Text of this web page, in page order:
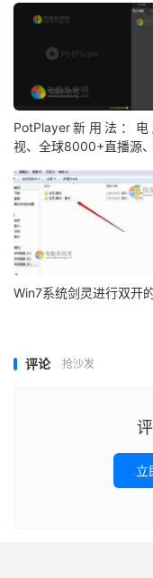
PotPlayer新用法：
视、全球8000+直播源
Win7系统剑灵进行双开
评论 抢沙发
立